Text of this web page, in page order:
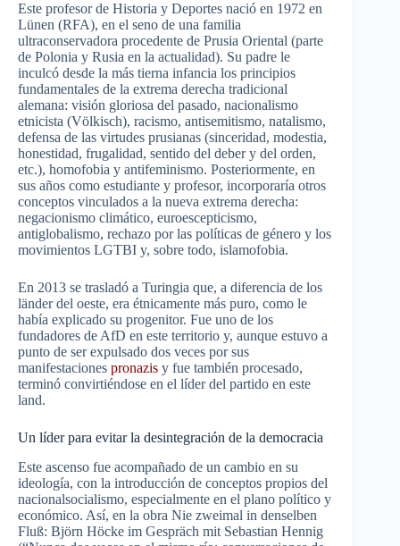
Este profesor de Historia y Deportes nació en 1972 en
Lünen (RFA), en el seno de una familia
ultraconservadora procedente de Prusia Oriental (parte
de Polonia y Rusia en la actualidad). Su padre le
inculcó desde la más tierna infancia los principios
fundamentales de la extrema derecha tradicional
alemana: visión gloriosa del pasado, nacionalismo
etnicista (Völkisch), racismo, antisemitismo, natalismo,
defensa de las virtudes prusianas (sinceridad, modestia,
honestidad, frugalidad, sentido del deber y del orden,
etc.), homofobia y antifeminismo. Posteriormente, en
sus años como estudiante y profesor, incorporaría otros
conceptos vinculados a la nueva extrema derecha:
negacionismo climático, euroescepticismo,
antiglobalismo, rechazo por las políticas de género y los
movimientos LGTBI y, sobre todo, islamofobia.
En 2013 se trasladó a Turingia que, a diferencia de los
länder del oeste, era étnicamente más puro, como le
había explicado su progenitor. Fue uno de los
fundadores de AfD en este territorio y, aunque estuvo a
punto de ser expulsado dos veces por sus
manifestaciones pronazis y fue también procesado,
terminó convirtiéndose en el líder del partido en este
land.
Un líder para evitar la desintegración de la democracia
Este ascenso fue acompañado de un cambio en su
ideología, con la introducción de conceptos propios del
nacionalsocialismo, especialmente en el plano político y
económico. Así, en la obra Nie zweimal in denselben
Fluß: Björn Höcke im Gespräch mit Sebastian Hennig